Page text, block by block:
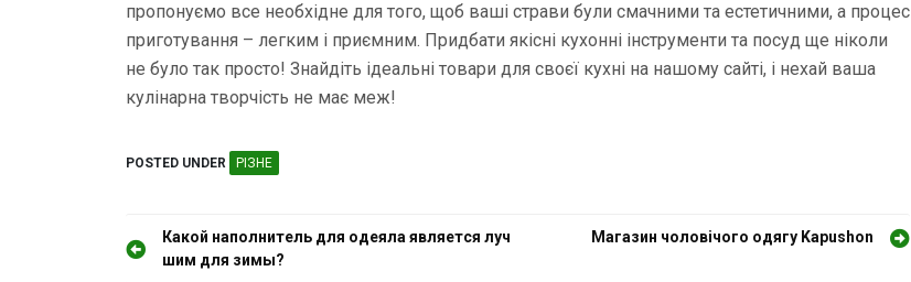
пропонуємо все необхідне для того, щоб ваші страви були смачними та естетичними, а процес
приготування – легким і приємним. Придбати якісні кухонні інструменти та посуд ще ніколи
не було так просто! Знайдіть ідеальні товари для своєї кухні на нашому сайті, і нехай ваша
кулінарна творчість не має меж!
POSTED UNDER РІЗНЕ
Н
Какой наполнитель для одеяла является луч
шим для зимы?
Магазин чоловічого одягу Kapushon